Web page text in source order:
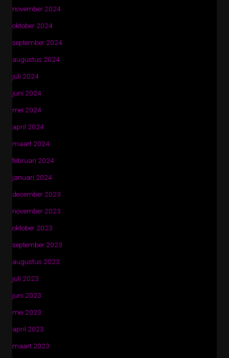
november 2024
oktober 2024
september 2024
augustus 2024
juli 2024
juni 2024
mei 2024
april 2024
maart 2024
februari 2024
januari 2024
december 2023
november 2023
oktober 2023
september 2023
augustus 2023
juli 2023
juni 2023
mei 2023
april 2023
maart 2023